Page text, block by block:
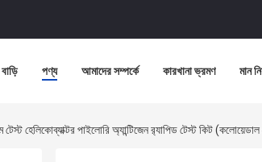
বাড়ি পণ্য আমাদের সম্পর্কে কারখানা ভ্রমণ মান
টেস্ট হেলিকোব্যাক্টর পাইলোরি অ্যান্টিজেন র‍্যাপিড টেস্ট কিট